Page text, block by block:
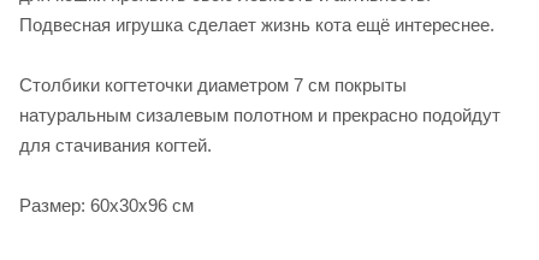
Подвесная игрушка сделает жизнь кота ещё интереснее.
Столбики когтеточки диаметром 7 см покрыты
натуральным сизалевым полотном и прекрасно подойдут
для стачивания когтей.
Размер: 60х30х96 см